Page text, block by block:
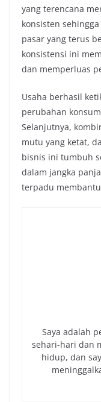
yang terencana
konsisten
pasar yang terus
konsistensi ini
dan memperluas
Usaha berhasil
perubahan
Selanjutnya,
mutu yang ketat,
bisnis ini tumbuh
dalam jangka
terpadu
Saya adalah
sehari-hari dan
hidup, dan